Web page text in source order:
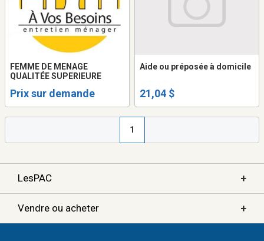
FEMME DE MENAGE
QUALITÉE SUPERIEURE
Prix sur demande
Aide ou préposée à domicile
21,04 $
1
LesPAC +
Vendre ou acheter +